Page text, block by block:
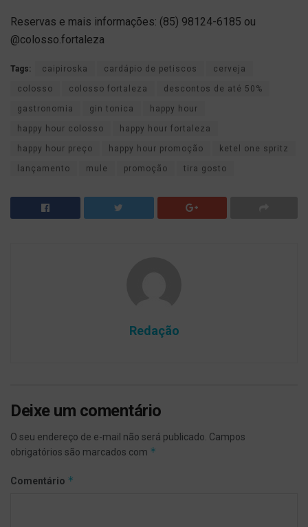
Reservas e mais informações: (85) 98124-6185 ou
@colosso.fortaleza
Tags: caipiroska cardápio de petiscos cerveja
colosso colosso fortaleza descontos de até 50%
gastronomia gin tonica happy hour
happy hour colosso happy hour fortaleza
happy hour preço happy hour promoção ketel one spritz
lançamento mule promoção tira gosto
Redação
Deixe um comentário
O seu endereço de e-mail não será publicado. Campos
obrigatórios são marcados com *
Comentário *